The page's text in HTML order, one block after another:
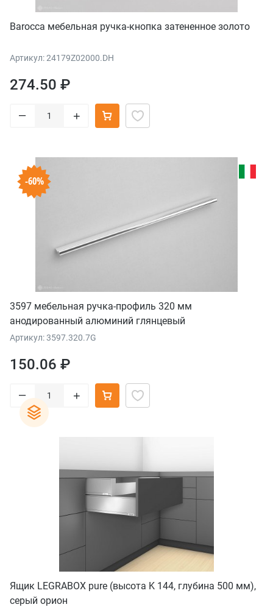
Barocca мебельная ручка-кнопка затененное золото
Артикул: 24179Z02000.DH
274.50 ₽
– +
-60%
3597 мебельная ручка-профиль 320 мм
анодированный алюминий глянцевый
Артикул: 3597.320.7G
150.06 ₽
– +
Ящик LEGRABOX pure (высота K 144, глубина 500 мм),
серый орион